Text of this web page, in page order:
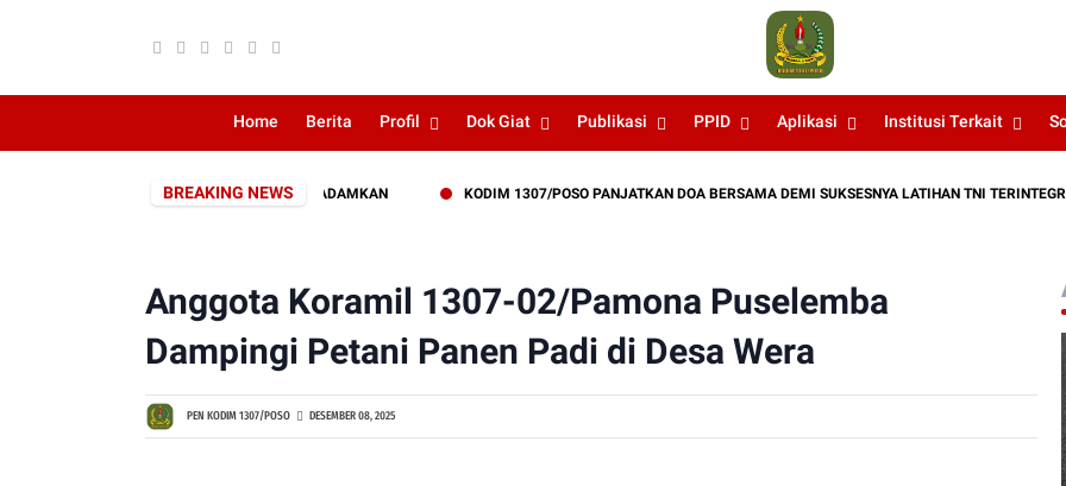
Home Berita Profil Dok Giat Publikasi PPID Aplikasi Institusi Terkait
BREAKING NEWS
PERKEBUNAN WARGA BERHASIL DIPADAMKAN KODIM 1307/POSO PANJATKAN DOA BERSAMA DEMI SUKSESNYA LATIHAN TNI TERINTEGRASI
Anggota Koramil 1307-02/Pamona Puselemba
Dampingi Petani Panen Padi di Desa Wera
PEN KODIM 1307/POSO DESEMBER 08, 2025